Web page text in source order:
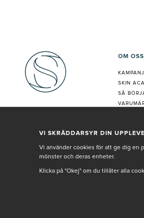
OM OSS
SKIN
SÅ
VÅR
VI SKRÄDDARSYR DIN
Vi använder cookies för att ge dig en
mönster och deras enheter.
Klicka på "Okej" om du tillåter alla